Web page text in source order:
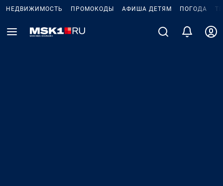
НЕДВИЖИМОСТЬ ПРОМОКОДЫ АФИША ДЕТЯМ ПОГОДА